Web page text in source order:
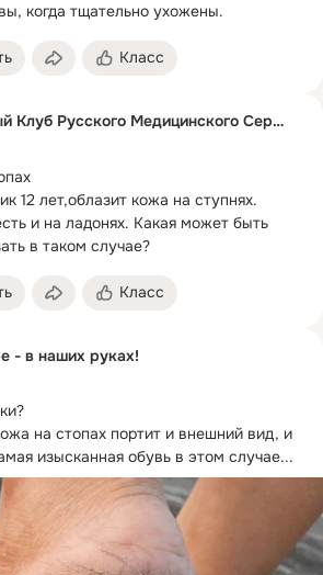
когда тщательно ухожены.
Класс
Дискуссионный Клуб Русского Медицинского Сервера
12 лет,облазит кожа на ступнях.
и на ладонях. Какая может быть
в таком случае?
Класс
- в наших руках!
на стопах портит и внешний вид, и
изысканная обувь в этом случае...